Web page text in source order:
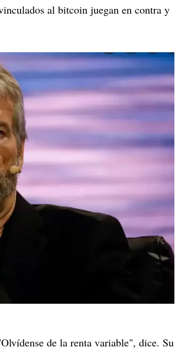
al bitcoin juegan en contra y
de la renta variable", dice. Su